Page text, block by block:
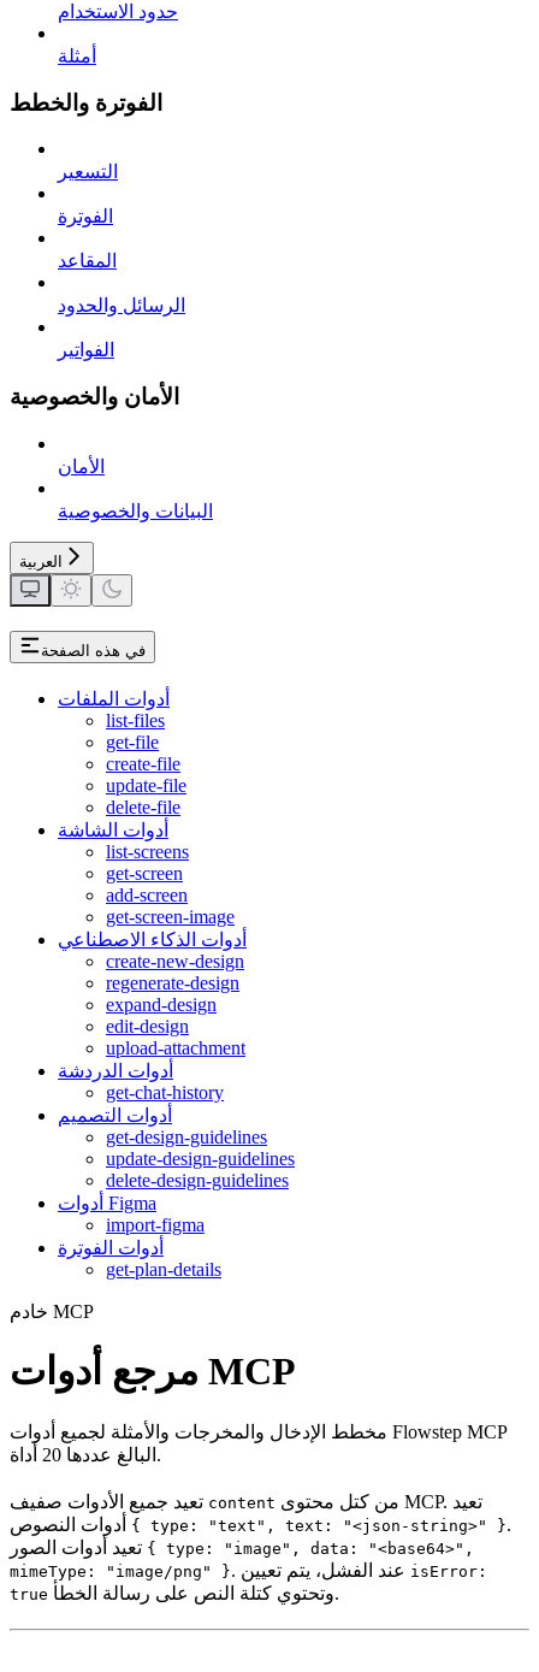
حدود الاستخدام
أمثلة
الفوترة والخطط
التسعير
الفوترة
المقاعد
الرسائل والحدود
الفواتير
الأمان والخصوصية
الأمان
البيانات والخصوصية
العربية
في هذه الصفحة
أدوات الملفات
list-files
get-file
create-file
update-file
delete-file
أدوات الشاشة
list-screens
get-screen
add-screen
get-screen-image
أدوات الذكاء الاصطناعي
create-new-design
regenerate-design
expand-design
edit-design
upload-attachment
أدوات الدردشة
get-chat-history
أدوات التصميم
get-design-guidelines
update-design-guidelines
delete-design-guidelines
أدوات Figma
import-figma
أدوات الفوترة
get-plan-details
خادم MCP
مرجع أدوات MCP
مخطط الإدخال والمخرجات والأمثلة لجميع أدوات Flowstep MCP
البالغ عددها 20 أداة.
content
{ type: "text", text: "<json-string>" }.
{ type: "image", data: "<base64>",
mimeType: "image/png" }
isError:
true
وتحتوي كتلة النص على رسالة الخطأ.